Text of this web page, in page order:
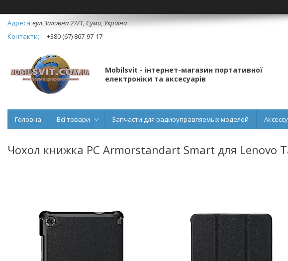
вул.Заливна 27/1, Суми, Україна
+380 (67) 867-97-17
Mobilsvit - інтернет-магазин портативної
електроніки та аксесуарів
Головна Всі товари Запчасти для радиоуправляемых моделей
Чохол книжка PC Armorstandart Smart для Lenovo